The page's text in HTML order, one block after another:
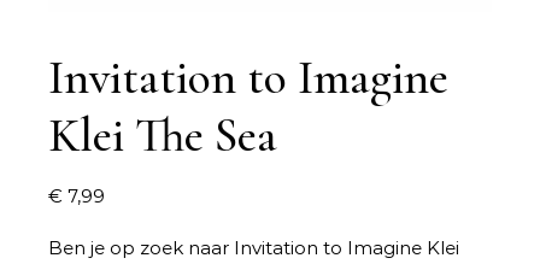
Invitation to Imagine
Klei The Sea
€ 7,99
Ben je op zoek naar Invitation to Imagine Klei